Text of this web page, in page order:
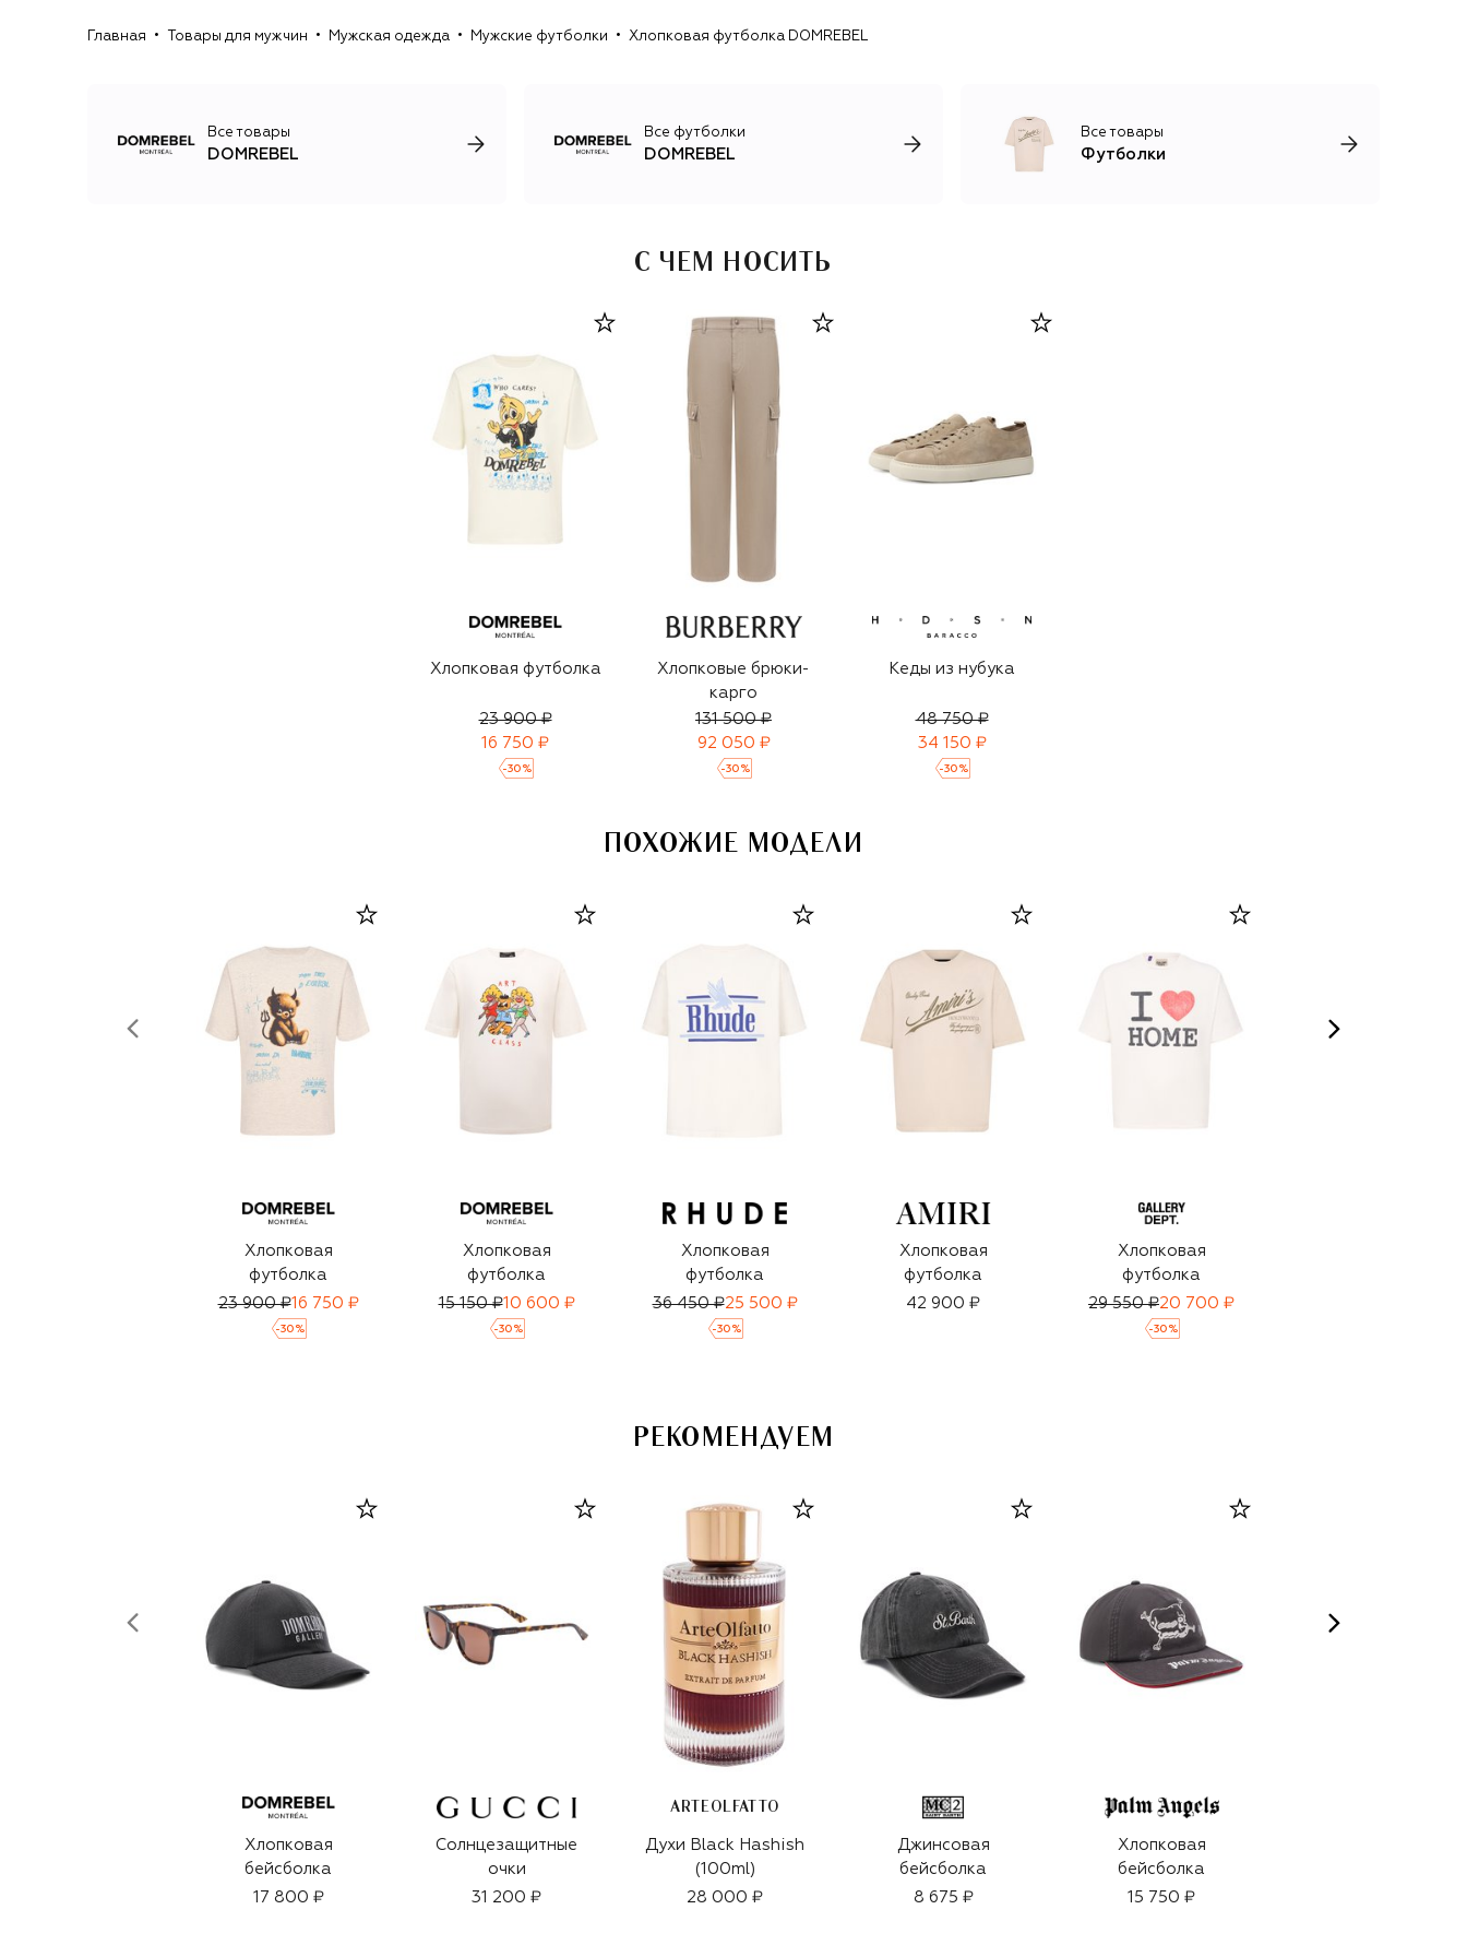
фабрики и независимые мастера из Монреаля.
Главная Товары для мужчин Мужская одежда Мужские футболки Хлопковая футболка DOMREBEL
Все товары
DOMREBEL
Все футболки
DOMREBEL
Все товары
Футболки
С ЧЕМ НОСИТЬ
Хлопковая футболка
23 900 ₽
16 750 ₽
-30 %
Хлопковые брюки-
карго
131 500 ₽
92 050 ₽
-30 %
Кеды из нубука
48 750 ₽
34 150 ₽
-30 %
ПОХОЖИЕ МОДЕЛИ
Хлопковая
футболка
23 900 ₽16 750 ₽
-30 %
Хлопковая
футболка
15 150 ₽10 600 ₽
-30 %
Хлопковая
футболка
36 450 ₽25 500 ₽
-30 %
Хлопковая
футболка
42 900 ₽
Хлопковая
футболка
29 550 ₽20 700 ₽
-30 %
РЕКОМЕНДУЕМ
Хлопковая
бейсболка
17 800 ₽
Солнцезащитные
очки
31 200 ₽
ARTEOLFATTO
Духи Black Hashish
(100ml)
28 000 ₽
Джинсовая
бейсболка
8 675 ₽
Хлопковая
бейсболка
15 750 ₽